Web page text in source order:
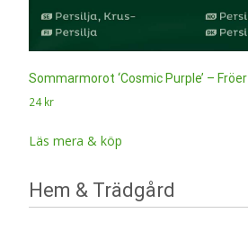
Sommarmorot ‘Cosmic Purple’ – Fröer
24kr
Läs mera & köp
Hem & Trädgård